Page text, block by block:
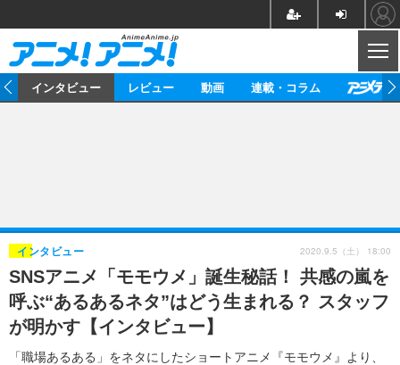
ゲーム グッズ
イベント 海外
海外イベント ビジネス
俳優・タレント アーティスト
ビジネス
アニメ 実写
書評 イベント
ゲーム 座談会
動画
アニメ
アニメ！アニメ！TV ABEMA Cafe
連載・コラム
インタビュー レビュー 動画 連載・コラム
SNSアニメ「モモウメ」誕生秘話！ 共感の嵐を
呼ぶ“あるあるネタ”はどう生まれる？ スタッフ
が明かす【インタビュー】
「職場あるある」をネタにしたショートアニメ『モモウメ』より、
インタビュー 2020.9.5（土） 18:00